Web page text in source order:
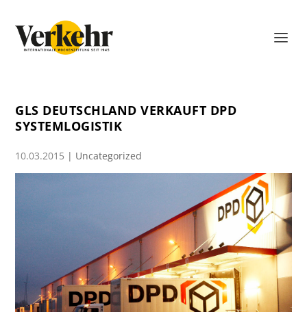
GLS DEUTSCHLAND VERKAUFT DPD
SYSTEMLOGISTIK
10.03.2015 | Uncategorized